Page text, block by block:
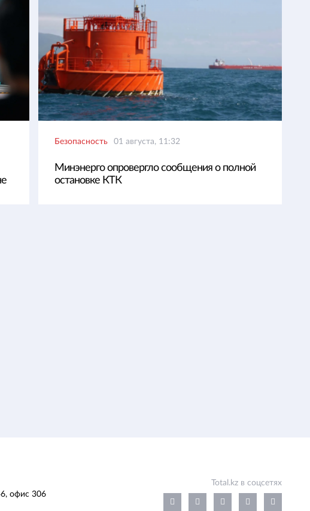
Безопасность 01 августа, 11:32
Минэнерго опровергло сообщения о полной
остановке КТК
офис 306
Total.kz в соцсетях